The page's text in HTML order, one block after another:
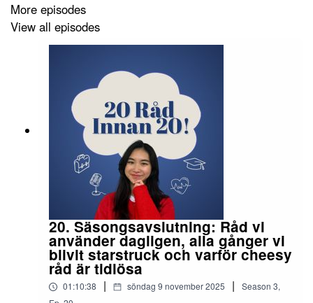
Tiktok: 20innan20
LinkedIn: 20 råd innan 20
More episodes
View all episodes
20. Säsongsavslutning: Råd vi
använder dagligen, alla gånger vi
blivit starstruck och varför cheesy
råd är tidlösa
01:10:38 | söndag 9 november 2025 | Season 3,